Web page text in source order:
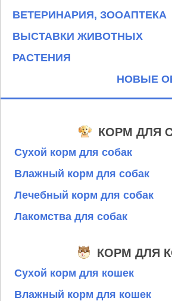
ВЕТЕРИНАРИЯ, ЗООАПТЕКА
ВЫСТАВКИ ЖИВОТНЫХ
РАСТЕНИЯ
НОВЫЕ
КОРМ ДЛЯ
Сухой корм для собак
Влажный корм для собак
Лечебный корм для собак
Лакомства для собак
КОРМ ДЛЯ
Сухой корм для кошек
Влажный корм для кошек